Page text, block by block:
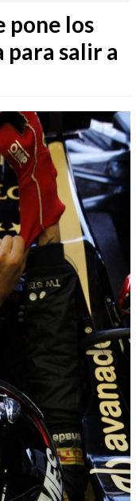
pone los
para salir a